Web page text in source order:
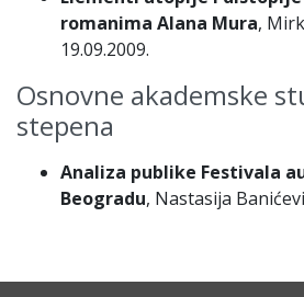
romanima Alana Mura,
19.09.2009.
Osnovne akademske
stepena
Analiza publike Festivala
Beogradu, Nastasija